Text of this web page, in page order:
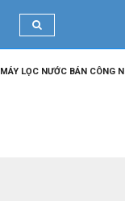
MÁY LỌC NƯỚC BÁN CÔNG